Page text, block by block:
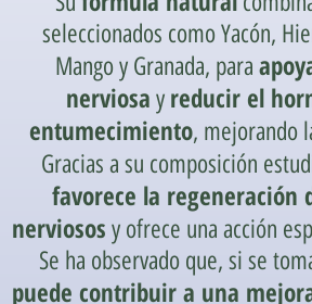
seleccionados como Yacón,
Mango y Granada, para
nerviosa y reducir el
entumecimiento, mejorando
Gracias a su composición
favorece la regeneración
nerviosos y ofrece una acción
Se ha observado que, si se
puede contribuir a una